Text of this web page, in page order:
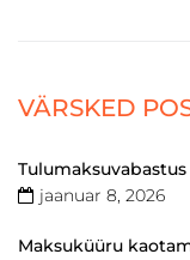
VÄRSKED
jaanuar 8, 2026
Maksuküüru